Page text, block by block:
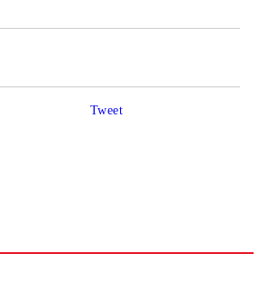
Tweet